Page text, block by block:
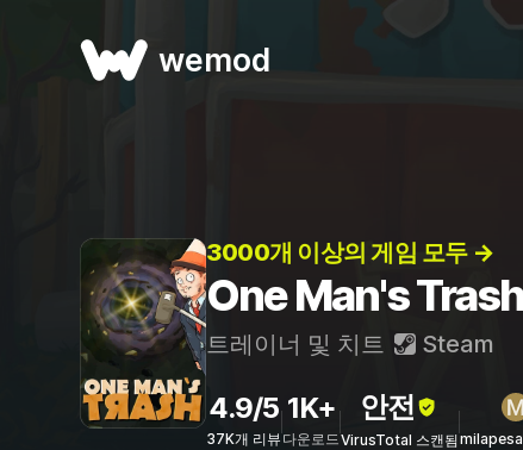
wemod
3000개 이상의 게임 모두 →
One Man's
트레이너 및 치트 Steam
4.9/5
37K개 리뷰
1K+
다운로드
안전
VirusTotal 스캔됨